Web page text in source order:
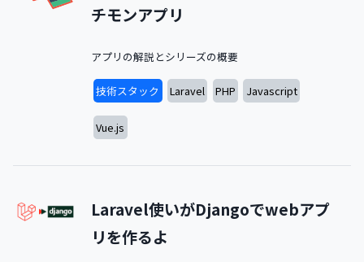
チモンアプリ
アプリの解説とシリーズの概要
技術スタック Laravel PHP Javascript
Vue.js
Laravel使いがDjangoでwebアプ
リを作るよ